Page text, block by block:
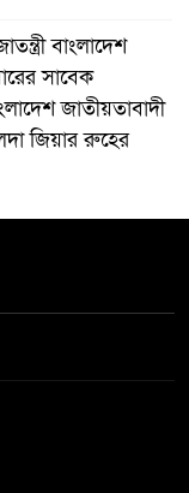
বাংলাদেশ
সাবেক
জাতীয়তাবাদী
জিয়ার রুহের
রাতে বীর
ওপর আগুন